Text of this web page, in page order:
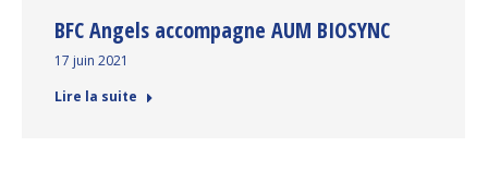
BFC Angels accompagne AUM BIOSYNC
17 juin 2021
Lire la suite